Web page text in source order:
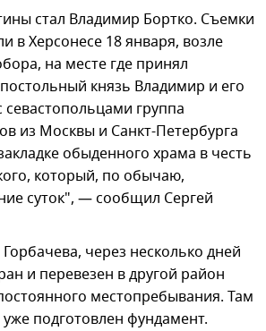
стал Владимир Бортко. Съемки
в Херсонесе 18 января, возле
на месте где принял
князь Владимир и его
группа
из Москвы и Санкт-Петербурга
обыденного храма в честь
который, по обычаю,
суток", — сообщил Сергей
через несколько дней
и перевезен в другой район
местопребывания. Там
уже подготовлен фундамент.